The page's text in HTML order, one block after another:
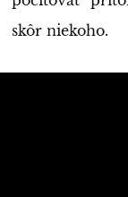
skôr niekoho.